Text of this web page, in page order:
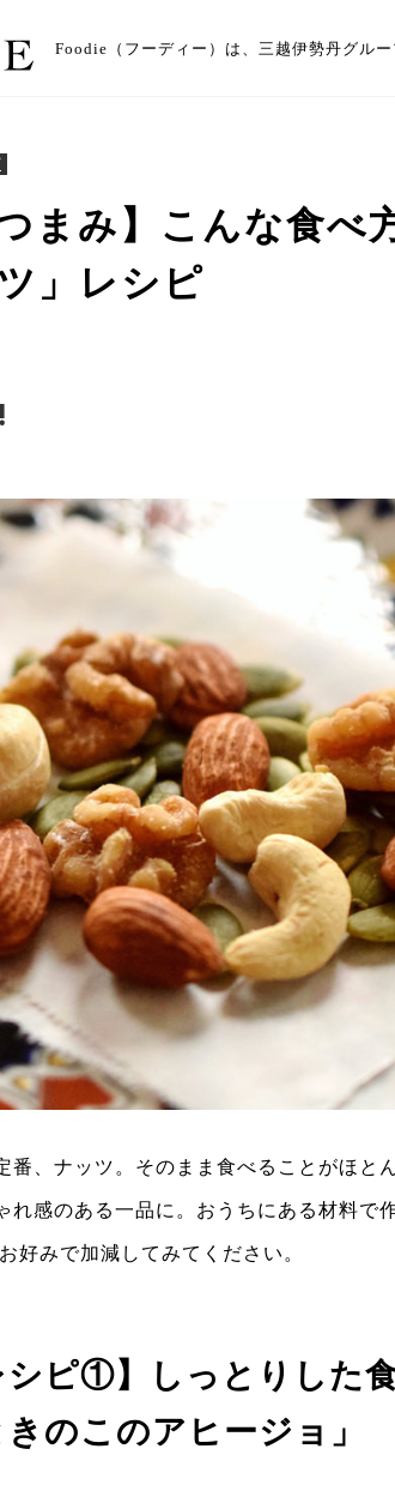
Foodie（フーディー）は、三越伊勢丹グル
つまみ】こんな食
」レシピ
番、ナッツ。そのまま食べることがほと
れ感のある一品に。おうちにある材料で
好みで加減してみてください。
シピ①】しっとりした
きのこのアヒージョ」